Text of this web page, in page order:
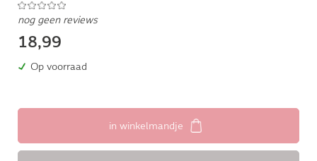
nog geen reviews
18,99
Op voorraad
in winkelmandje